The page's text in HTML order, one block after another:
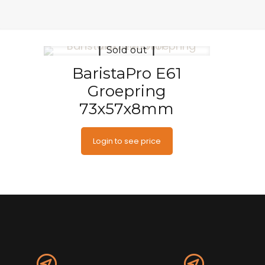
Sold out
BaristaPro E61
Groepring
73x57x8mm
Login to see price